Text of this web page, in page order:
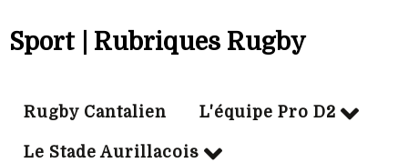
Sport | Rubriques Rugby
Rugby Cantalien L'équipe Pro D2
Le Stade Aurillacois